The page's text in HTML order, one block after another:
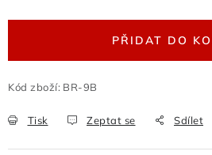
PŘIDAT DO
Kód zboží: BR-9B
Tisk Zeptat se Sdílet